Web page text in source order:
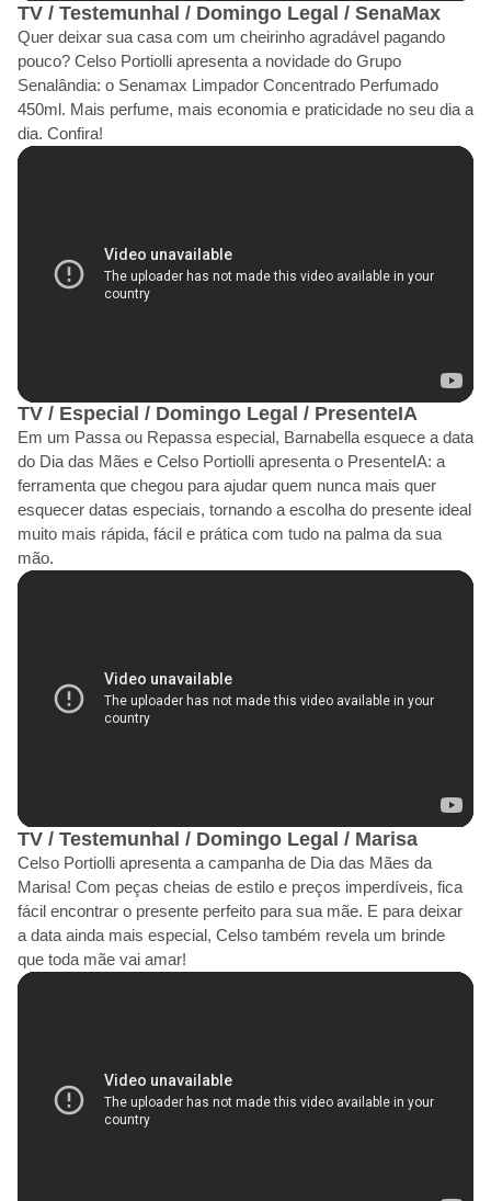
TV / Testemunhal / Domingo Legal / SenaMax
Quer deixar sua casa com um cheirinho agradável pagando
pouco? Celso Portiolli apresenta a novidade do Grupo
Senalândia: o Senamax Limpador Concentrado Perfumado
450ml. Mais perfume, mais economia e praticidade no seu dia a
dia. Confira!
TV / Especial / Domingo Legal / PresenteIA
Em um Passa ou Repassa especial, Barnabella esquece a data
do Dia das Mães e Celso Portiolli apresenta o PresenteIA: a
ferramenta que chegou para ajudar quem nunca mais quer
esquecer datas especiais, tornando a escolha do presente ideal
muito mais rápida, fácil e prática com tudo na palma da sua
mão.
TV / Testemunhal / Domingo Legal / Marisa
Celso Portiolli apresenta a campanha de Dia das Mães da
Marisa! Com peças cheias de estilo e preços imperdíveis, fica
fácil encontrar o presente perfeito para sua mãe. E para deixar
a data ainda mais especial, Celso também revela um brinde
que toda mãe vai amar!